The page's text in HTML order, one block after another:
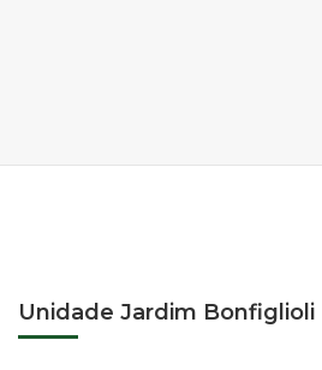
Unidade Jardim Bonfiglioli